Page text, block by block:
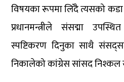
विषयका रूपमा लिँदै त्यसको
प्रधानमन्त्रीले संसद्मा
स्पष्टिकरण दिनुका साथै
निकालेको कांग्रेस सांसद निश्कल